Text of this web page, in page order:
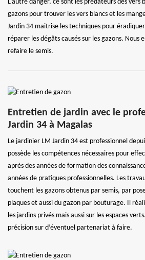
L’autre danger, ce sont les prédateurs des vers
gazons pour trouver les vers blancs et les
Jardin 34 maitrise les techniques pour
réparer les dégâts causés sur les gazons. Nous
refaire le semis.
Entretien de jardin avec le
Jardin 34 à Magalas
Le jardinier LM Jardin 34 est professionnel
possède les compétences nécessaires pour
après des années de formation des
années de pratiques professionnelles. Les
touchent les gazons obtenus par semis, par
plaques et aussi du gazon par bouturage. Il
les jardins privés mais aussi sur les espaces
précision sur d’éventuel partenariat à faire.